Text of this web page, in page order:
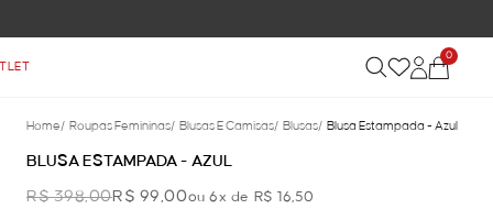
ACIMA DE R$ 899
0
Home/ Roupas Femininas/ Blusas E Camisas/ Blusas/ Blusa Estampada - Azul
BLUSA ESTAMPADA - AZUL
R$ 398,00R$ 99,00ou 6x de R$ 16,50